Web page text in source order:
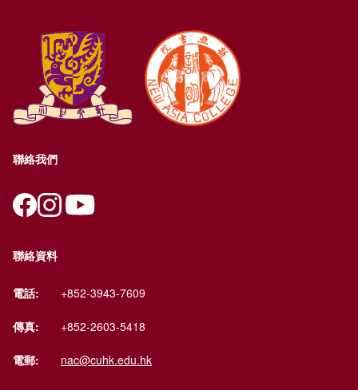
聯絡我們
聯絡資料
電話: +852-3943-7609
傳真: +852-2603-5418
電郵: nac@cuhk.edu.hk